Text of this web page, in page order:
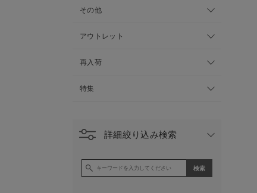
その他
アウトレット
再入荷
特集
詳細絞り込み検索